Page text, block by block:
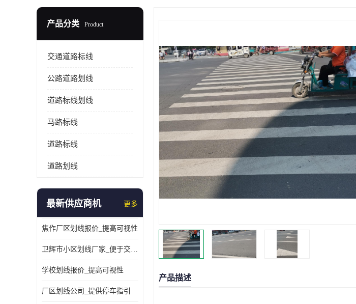
产品分类 Product
交通道路标线
公路道路划线
道路标线划线
马路标线
道路标线
道路划线
最新供应商机 更多
焦作厂区划线报价_提高可视性
卫辉市小区划线厂家_便于交通管理
学校划线报价_提高可视性
厂区划线公司_提供停车指引
产品描述